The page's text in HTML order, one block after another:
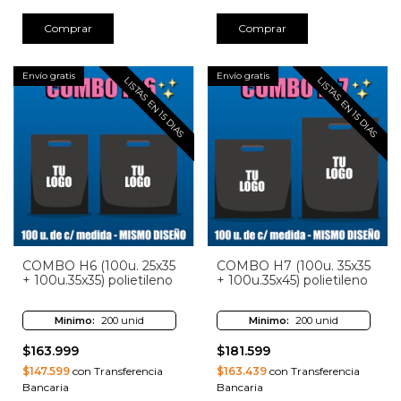
Comprar Comprar
Envío gratis LISTAS EN 15 DIAS
COMBO H6 (100u. 25x35
+ 100u.35x35) polietileno
Minimo: 200 unid
$163.999
$147.599 con Transferencia
Bancaria
Envío gratis LISTAS EN 15 DIAS
COMBO H7 (100u. 35x35
+ 100u.35x45) polietileno
Minimo: 200 unid
$181.599
$163.439con Transferencia
Bancaria